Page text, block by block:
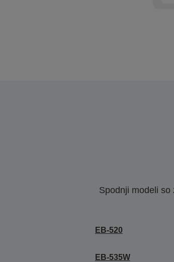
Spodnji modeli
EB-520
EB-535W